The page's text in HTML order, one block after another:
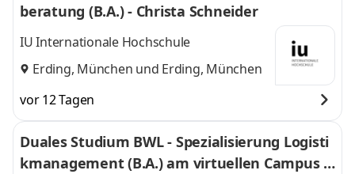
beratung (B.A.) - Christa Schneider
IU Internationale Hochschule
Erding, München und Erding, München
vor 12 Tagen
Duales Studium BWL - Spezialisierung Logisti
kmanagement (B.A.) am virtuellen Campus -